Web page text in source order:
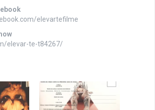
elevartefilme
elevar-te-t84267/